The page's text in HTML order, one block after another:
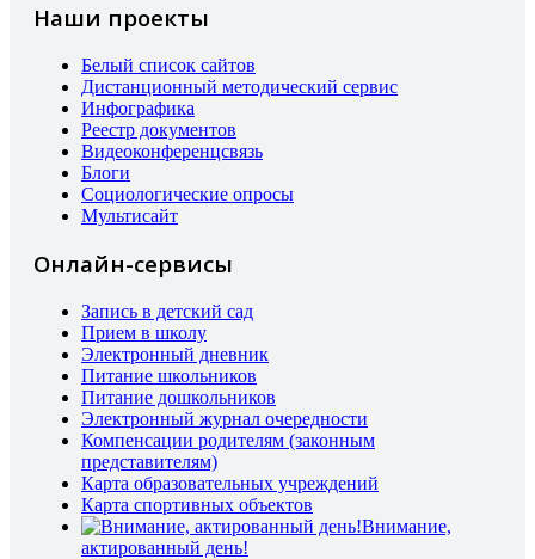
Наши проекты
Белый список сайтов
Дистанционный методический сервис
Инфографика
Реестр документов
Видеоконференцсвязь
Блоги
Социологические опросы
Мультисайт
Онлайн-сервисы
Запись в детский сад
Прием в школу
Электронный дневник
Питание школьников
Питание дошкольников
Электронный журнал очередности
Компенсации родителям (законным
представителям)
Карта образовательных учреждений
Карта спортивных объектов
Внимание,
актированный день!